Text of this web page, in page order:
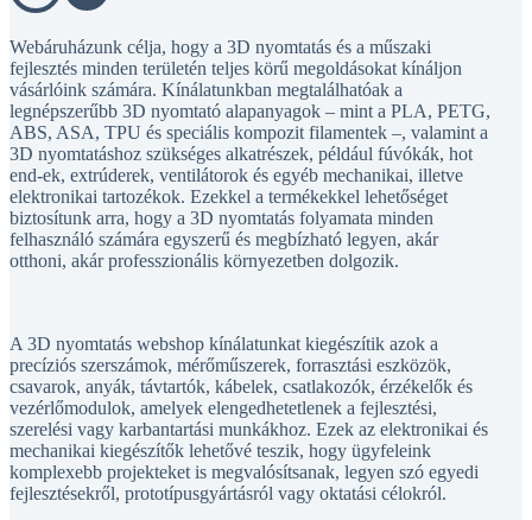
Webáruházunk célja, hogy a 3D nyomtatás és a műszaki
fejlesztés minden területén teljes körű megoldásokat kínáljon
vásárlóink számára. Kínálatunkban megtalálhatóak a
legnépszerűbb 3D nyomtató alapanyagok – mint a PLA, PETG,
ABS, ASA, TPU és speciális kompozit filamentek –, valamint a
3D nyomtatáshoz szükséges alkatrészek, például fúvókák, hot
end-ek, extrúderek, ventilátorok és egyéb mechanikai, illetve
elektronikai tartozékok. Ezekkel a termékekkel lehetőséget
biztosítunk arra, hogy a 3D nyomtatás folyamata minden
felhasználó számára egyszerű és megbízható legyen, akár
otthoni, akár professzionális környezetben dolgozik.
A 3D nyomtatás webshop kínálatunkat kiegészítik azok a
precíziós szerszámok, mérőműszerek, forrasztási eszközök,
csavarok, anyák, távtartók, kábelek, csatlakozók, érzékelők és
vezérlőmodulok, amelyek elengedhetetlenek a fejlesztési,
szerelési vagy karbantartási munkákhoz. Ezek az elektronikai és
mechanikai kiegészítők lehetővé teszik, hogy ügyfeleink
komplexebb projekteket is megvalósítsanak, legyen szó egyedi
fejlesztésekről, prototípusgyártásról vagy oktatási célokról.